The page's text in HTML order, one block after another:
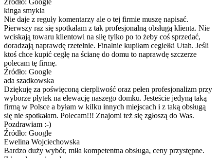
Źródło: Google
kinga smykla
Nie daje z reguły komentarzy ale o tej firmie muszę napisać.
Pierwszy raz się spotkałam z tak profesjonalną obsługą klienta. Nie
wciskają towaru klientowi na siłę tylko po to żeby coś sprzedać,
doradzają naprawdę rzetelnie. Finalnie kupiłam cegiełki Utah. Jeśli
ktoś chce kupić cegłę na ścianę do domu to naprawdę szczerze
polecam tę firmę.
Źródło: Google
ada szadkowska
Dziękuję za poświęconą cierpliwość oraz pełen profesjonalizm przy
wyborze płytek na elewację naszego domku. Jesteście jedyną taką
firmą w Polsce a byłam w kilku innych miejscach i z taką obsługą
się nie spotkałam. Polecam!!! Znajomi też się zgłoszą do Was.
Pozdrawiam :-)
Źródło: Google
Ewelina Wojciechowska
Bardzo duży wybór, miła kompetentna obsługa, ceny przystępne.